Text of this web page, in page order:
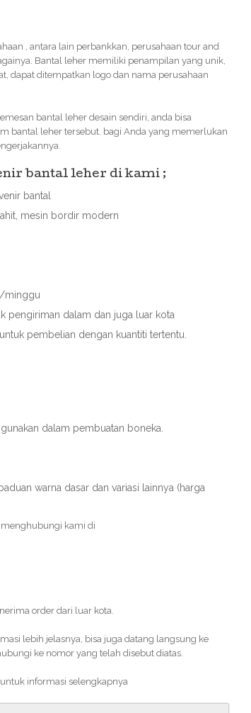
, antara lain perbankkan, perusahaan tour and
Bantal leher memiliki penampilan yang unik,
dapat ditempatkan logo dan nama perusahaan
bantal leher desain sendiri, anda bisa
bantal leher tersebut. bagi Anda yang memerlukan
bantal leher di kami ;
bantal
mesin bordir modern
minggu
pengiriman dalam dan juga luar kota
pembelian dengan kuantiti tertentu.
dalam pembuatan boneka.
warna dasar dan variasi lainnya (harga
kami di
order dari luar kota.
lebih jelasnya, bisa juga datang langsung ke
ke nomor yang telah disebut diatas.
informasi selengkapnya